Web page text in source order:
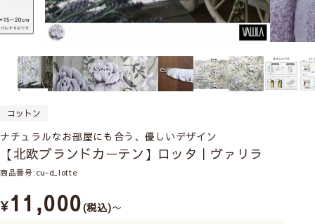
コットン
ナチュラルなお部屋にも合う、優しいデザイン
【北欧ブランドカーテン】ロッタ｜ヴァリラ
商品番号 cu-d_lotte
¥11,000 税込 〜